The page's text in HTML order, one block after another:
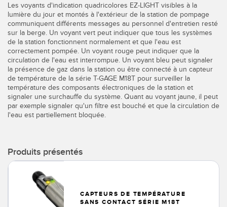
Capteurs de vibrations
ACCESSOIRES
ACCESSORIES
Converters
Câbles
Banner Measurement Sensor Software
Logiciel de configuration de capteur sans fil
Logiciels avec interface utilisateur graphique pour capteurs
Les voyants d'indication quadricolores EZ-LIGHT visibles à la
lumière du jour et montés à l'extérieur de la station de pompage
communiquent différents messages au personnel d'entretien resté
sur la berge. Un voyant vert peut indiquer que tous les systèmes
de la station fonctionnent normalement et que l'eau est
correctement pompée. Un voyant rouge peut indiquer que la
circulation de l'eau est interrompue. Un voyant bleu peut signaler
la présence de gaz dans la station ou être connecté à un capteur
de température de la série T-GAGE M18T pour surveiller la
température des composants électroniques de la station et
signaler une surchauffe du système. Quant au voyant jaune, il peut
par exemple signaler qu'un filtre est bouché et que la circulation de
l'eau est partiellement bloquée.
Produits présentés
CAPTEURS DE TEMPÉRATURE
SANS CONTACT SÉRIE M18T